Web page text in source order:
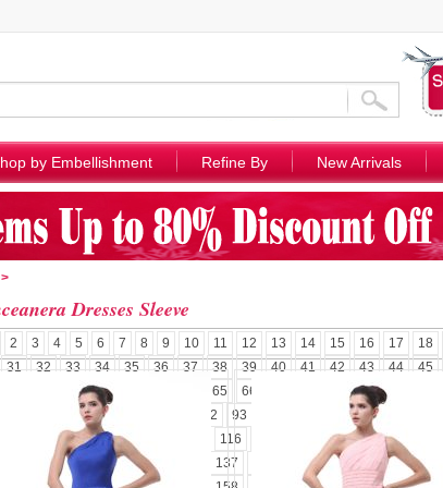
by Embellishment Refine By New Arrivals
Dresses Sleeve
2 3 4 5 6 7 8 9 10 11 12 13 14 15 16 17 18
31
32 33 34 35 36 37 38 39 40 41 42 43 44 45
60 61 65 66 70
88 92 93 97 98
111 112 113 116 119 120 121
132 133 134 135 137 139 140 141 142